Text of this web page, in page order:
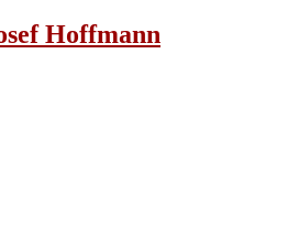
Hoffmann